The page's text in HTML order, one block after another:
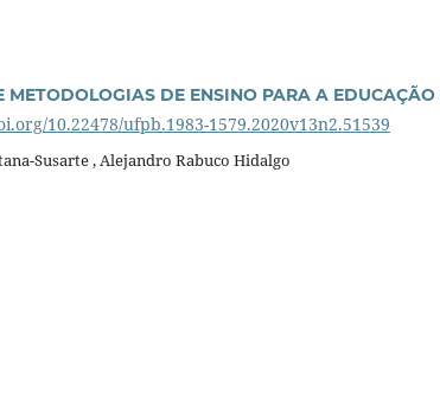
METODOLOGIAS DE ENSINO PARA A
10.22478/ufpb.1983-1579.2020v13n2.51539
Susarte , Alejandro Rabuco Hidalgo